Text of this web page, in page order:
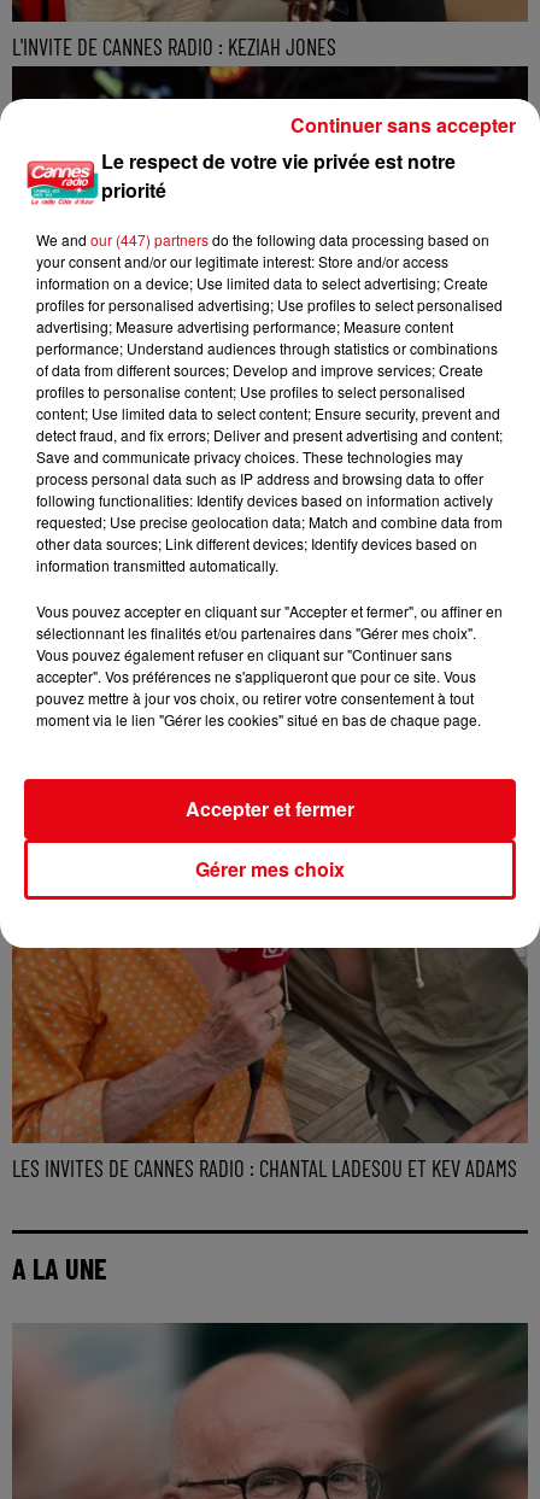
L'INVITE DE CANNES RADIO : KEZIAH JONES
L'INVITE DE CANNES RADIO : STEPHAN EICHER
LES INVITES DE CANNES RADIO : CHANTAL LADESOU ET KEV ADAMS
A LA UNE
Le respect de votre vie privée est notre
priorité
We and our (447) partnersdo the following data processing based on
your consent and/or our legitimate interest: Store and/or access
information on a device; Use limited data to select advertising; Create
profiles for personalised advertising; Use profiles to select personalised
advertising; Measure advertising performance; Measure content
performance; Understand audiences through statistics or combinations
of data from different sources; Develop and improve services; Create
profiles to personalise content; Use profiles to select personalised
content; Use limited data to select content; Ensure security, prevent and
detect fraud, and fix errors; Deliver and present advertising and content;
Save and communicate privacy choices. These technologies may
process personal data such as IP address and browsing data to offer
following functionalities: Identify devices based on information actively
requested; Use precise geolocation data; Match and combine data from
other data sources; Link different devices; Identify devices based on
information transmitted automatically.
Vous pouvez accepter en cliquant sur "Accepter et fermer", ou affiner en
sélectionnant les finalités et/ou partenaires dans "Gérer mes choix".
Vous pouvez également refuser en cliquant sur "Continuer sans
accepter". Vos préférences ne s'appliqueront que pour ce site. Vous
pouvez mettre à jour vos choix, ou retirer votre consentement à tout
moment via le lien "Gérer les cookies" situé en bas de chaque page.
Gérer mes choix
Accepter et fermer
Continuer sans accepter